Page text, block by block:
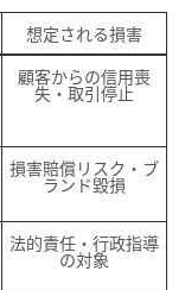
想定される損害
顧客からの信用喪
失・取引停止
損害賠償リスク・ブ
ランド毀損
法的責任・行政指導
の対象